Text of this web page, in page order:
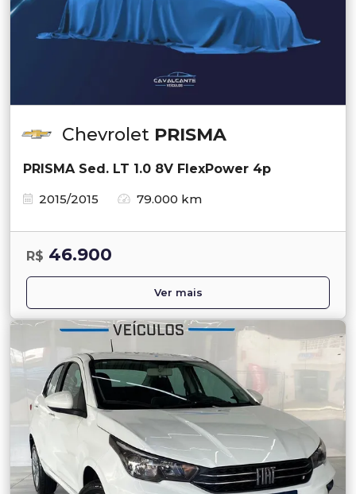
Chevrolet PRISMA
PRISMA Sed. LT 1.0 8V FlexPower 4p
2015/2015
79.000 km
R$ 46.900
Ver mais